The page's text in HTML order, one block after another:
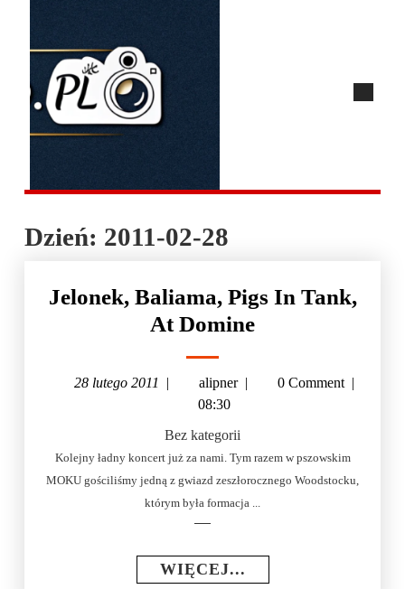
Dzień: 2011-02-28
Jelonek, Baliama, Pigs In Tank,
At Domine
28 lutego 2011 | alipner | 0 Comment |
08:30
Bez kategorii
Kolejny ładny koncert już za nami. Tym razem w pszowskim
MOKU gościliśmy jedną z gwiazd zeszłorocznego Woodstocku,
którym była formacja ...
WIĘCEJ...